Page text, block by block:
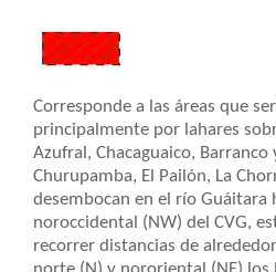
Corresponde a las áreas que
principalmente por lahares
Azufral, Chacaguaico, Barranco
Churupamba, El Pailón, La
desembocan en el río Guáitara
noroccidental (NW) del CVG,
recorrer distancias de